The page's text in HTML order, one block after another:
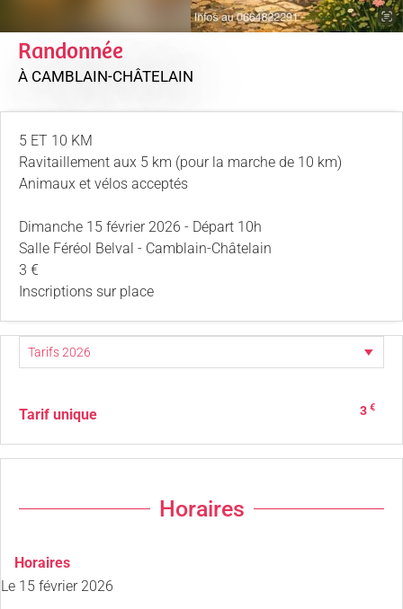
Randonnée
À CAMBLAIN-CHÂTELAIN
5 ET 10 KM
Ravitaillement aux 5 km (pour la marche de 10 km)
Animaux et vélos acceptés
Dimanche 15 février 2026 - Départ 10h
Salle Féréol Belval - Camblain-Châtelain
3 €
Inscriptions sur place
Tarif unique 3 €
Horaires
Horaires
Le 15 février 2026